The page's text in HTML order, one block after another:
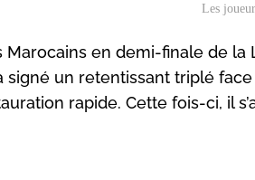
Les
Marocains en demi-finale de
signé un retentissant triplé
rapide. Cette fois-ci, il